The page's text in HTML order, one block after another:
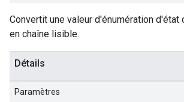
Convertit une valeur d'énumération d'état
en chaîne lisible.
Détails
Paramètres